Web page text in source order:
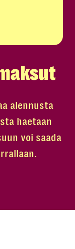
alennusta
haetaan
voi saada